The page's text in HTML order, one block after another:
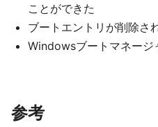
ことができた
ブートエントリが削除さ
Windowsブートマネージ
参考